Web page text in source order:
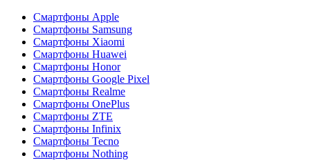
Смартфоны Apple
Смартфоны Samsung
Смартфоны Xiaomi
Смартфоны Huawei
Смартфоны Honor
Смартфоны Google Pixel
Смартфоны Realme
Смартфоны OnePlus
Смартфоны ZTE
Смартфоны Infinix
Смартфоны Tecno
Смартфоны Nothing